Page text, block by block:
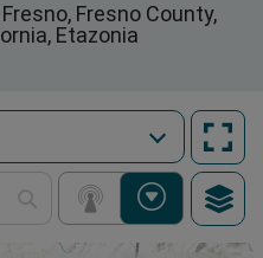
Fresno County,
Etazonia